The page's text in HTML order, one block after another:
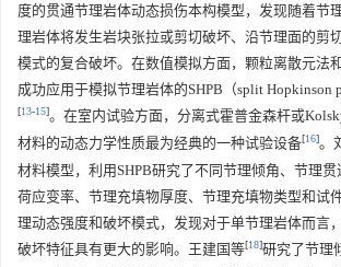
度的贯通节理岩体动态损伤本构模型，发现随着节
理岩体将发生岩块张拉或剪切破坏、沿节理面的剪
模式的复合破坏。在数值模拟方面，颗粒离散元法
成功应用于模拟节理岩体的SHPB（split Hopkinson
[13-15]。在室内试验方面，分离式霍普金森杆或
材料的动态力学性质最为经典的一种试验设备[16]。
材料模型，利用SHPB研究了不同节理倾角、节理
荷应变率、节理充填物厚度、节理充填物类型和试
理动态强度和破坏模式，发现对于单节理岩体而言
破坏特征具有更大的影响。王建国等[18]研究了节理